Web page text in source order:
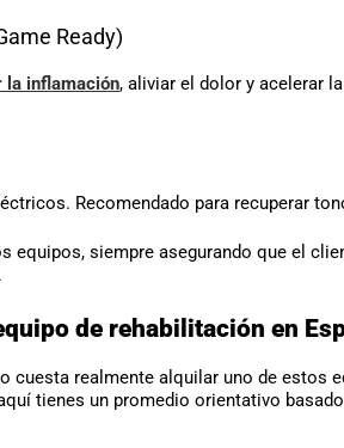
Ready)
la inflamación, aliviar el dolor y acelerar
Recomendado para recuperar
equipos, siempre asegurando que el
de rehabilitación en
cuesta realmente alquilar uno de estos
tienes un promedio orientativo